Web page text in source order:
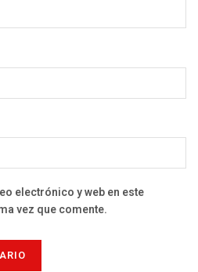
electrónico y web en este
vez que comente.